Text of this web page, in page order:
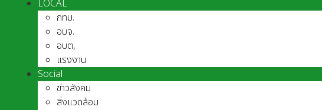
LOCAL
กทม.
อบจ.
อบต,
แรงงาน
Social
ข่าวสังคม
สิ่งแวดล้อม